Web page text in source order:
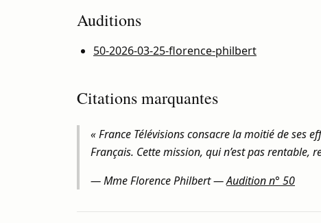
Auditions
50-2026-03-25-florence-philbert
Citations marquantes
« France Télévisions consacre la moitié de ses
Français. Cette mission, qui n’est pas rentable,
—Mme Florence Philbert—Audition n° 50